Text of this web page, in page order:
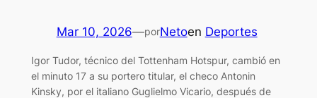
Mar 10, 2026—porNetoen Deportes
Igor Tudor, técnico del Tottenham Hotspur, cambió en
el minuto 17 a su portero titular, el checo Antonin
Kinsky, por el italiano Guglielmo Vicario, después de